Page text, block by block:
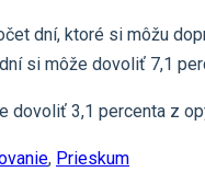
dní, ktoré si môžu
si môže dovoliť 7,1
dovoliť 3,1 percenta z
, Prieskum